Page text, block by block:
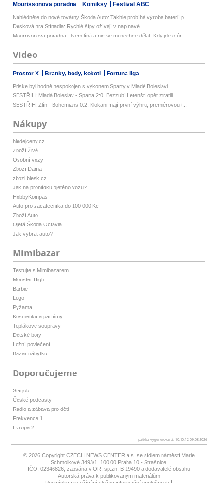
Mourissonova poradna Komiksy Festival ABC
Nahlédněte do nové továrny Škoda Auto: Takhle probíhá výroba baterií p...
Desková hra Stínadla: Rychlé šípy ožívají v napínavé
Mourrisonova poradna: Jsem líná a nic se mi nechce dělat: Kdy jde o ún...
Video
Prostor X Branky, body, kokoti Fortuna liga
Priske byl hodně nespokojen s výkonem Sparty v Mladé Boleslavi
SESTŘIH: Mladá Boleslav - Sparta 2:0. Bezzubí Letenští opět ztratili. ...
SESTŘIH: Zlín - Bohemians 0:2. Klokani mají první výhru, premiérovou t...
Nákupy
hledejceny.cz
Zboží Živě
Osobní vozy
Zboží Dáma
zbozi.blesk.cz
Jak na prohlídku ojetého vozu?
HobbyKompas
Auto pro začátečníka do 100 000 Kč
Zboží Auto
Ojetá Škoda Octavia
Jak vybrat auto?
Mimibazar
Testujte s Mimibazarem
Monster High
Barbie
Lego
Pyžama
Kosmetika a parfémy
Teplákové soupravy
Dětské boty
Ložní povlečení
Bazar nábytku
Doporučujeme
Starjob
České podcasty
Rádio a zábava pro děti
Frekvence 1
Evropa 2
patička vygenerovaná: 10:10:12 09.08.2026
© 2026 Copyright CZECH NEWS CENTER a.s. se sídlem náměstí Marie
Schmolkové 3493/1, 100 00 Praha 10 - Strašnice,
IČO: 02346826, zapsána v OR, sp.zn. B 19490 a dodavatelé obsahu
Autorská práva k publikovaným materiálům